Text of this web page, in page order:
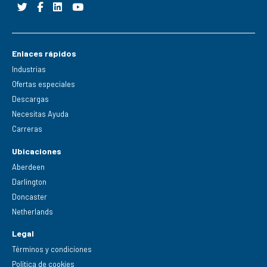
Enlaces rápidos
Industrias
Ofertas especiales
Descargas
Necesitas Ayuda
Carreras
Ubicaciones
Aberdeen
Darlington
Doncaster
Netherlands
Legal
Términos y condiciones
Política de cookies